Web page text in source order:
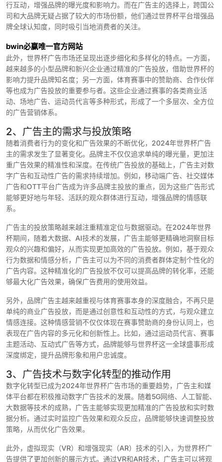
行互动，增强品牌的曝光度和影响力。而在广告主的选择上，跨国公
司和大品牌无疑占据了较大的市场份额，他们通过世界杯平台增强品
牌全球认知度，同时吸引当地消费者的关注。
bwin必赢唯一官方网站
此外，世界杯广告市场还呈现出逐步细化和多样化的特点。一方面，
越来越多的小型品牌和新兴企业通过精准的广告投放，借助世界杯的
影响力提升品牌知名度；另一方面，体育赛事中的赞助商、合作伙伴
等也成为广告投放的重要参与者。这些企业通过赛事的各类商业活
动、场地广告、运动员代言等多种形式，形成了一个多层次、全方位
的广告营销体系。
2、广告主的需求与投放策略
随着消费者行为的变化和广告效果的不断优化，2024年世界杯广告
主的需求发生了显著变化。品牌主不仅仅追求单纯的曝光量，更加注
重广告效果的精准性和深度。在传统广告投放的基础上，广告主对数
字广告和互动性广告的需求持续增加。例如，移动端广告、社交媒体
广告和OTT平台广告成为许多品牌主投放的重点，因为这些广告形式
能够更好地与年轻、活跃的观众群体进行互动，增强品牌的情感联
系。
广告主的投放策略越来越注重精准定位与数据驱动。在2024年世界
杯期间，随着大数据、AI技术的发展，广告主能够更精确地洞察目标
观众的兴趣和偏好，从而实现更加高效的广告投放。例如，基于观众
行为数据和情感分析，广告主可以为不同的消费者群体定制个性化的
广告内容。这种精准化的广告投放不仅可以提高品牌的转化率，还能
够最大化广告效果，确保广告费用的使用效益。
另外，品牌广告主越来越重视与体育赛事本身的深度融合，不再只是
单纯的商业广告投放，而是通过创意性和互动性的方式，与观众建立
情感连接。这种情感营销不仅仅体现在赛事赞助商的身份认同上，也
表现在广告内容的多元化和创新性上。比如，通过运动员代言、赛事
主题活动、互动式广告等方式，品牌能够与世界杯这一全球盛事形成
深度绑定，提升品牌形象和用户忠诚度。
3、广告技术与数字化转型的推动作用
数字化转型已成为2024年世界杯广告市场的重要趋势，广告主和媒
体平台都在积极推动数字广告技术的发展。随着5G网络、人工智能、
大数据等技术的成熟，广告主能够实现更加精准的广告投放和实时数
据分析。通过实时监控广告效果和观众反应，品牌能够快速调整投放
策略，从而优化广告效果。
此外，虚拟现实（VR）和增强现实（AR）技术的引入，为世界杯广
告提供了更加创新的展示方式。通过VR和AR技术，广告主可以将观